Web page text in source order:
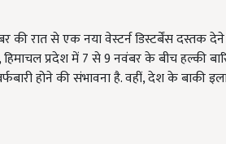
की रात से एक नया वेस्टर्न डिस्टर्बेंस दस्तक
हिमाचल प्रदेश में 7 से 9 नवंबर के बीच हल्की
होने की संभावना है. वहीं, देश के बाकी